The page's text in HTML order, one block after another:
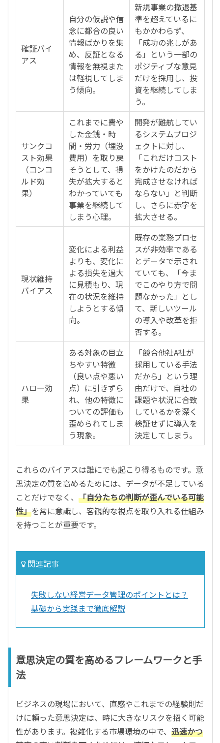
確証バイ
アス
自分の仮説や信
念に都合の良い
情報ばかりを集
め、反証となる
情報を無視また
は軽視してしま
う傾向。
新規事業の撤退基
準を超えているに
もかかわらず、
「成功の兆しがあ
る」という一部の
ポジティブな意見
だけを採用し、投
資を継続してしま
う。
サンクコ
スト効果
（コンコ
ルド効
果）
これまでに費や
した金銭・時
間・労力（埋没
費用）を取り戻
そうとして、損
失が拡大すると
わかっていても
事業を継続して
しまう心理。
開発が難航してい
るシステムプロジ
ェクトに対し、
「これだけコスト
をかけたのだから
完成させなければ
ならない」と判断
し、さらに赤字を
拡大させる。
現状維持
バイアス
変化による利益
よりも、変化に
よる損失を過大
に見積もり、現
在の状況を維持
しようとする傾
向。
既存の業務プロセ
スが非効率である
とデータで示され
ていても、「今ま
でこのやり方で問
題なかった」とし
て、新しいツール
の導入や改革を拒
否する。
ハロー効
果
ある対象の目立
ちやすい特徴
（良い点や悪い
点）に引きずら
れ、他の特徴に
ついての評価も
歪められてしま
う現象。
「競合他社A社が
採用している手法
だから」という理
由だけで、自社の
課題や状況に合致
しているかを深く
検証せずに導入を
決定してしまう。
これらのバイアスは誰にでも起こり得るものです。意
思決定の質を高めるためには、データが不足している
ことだけでなく、 「自分たちの判断が歪んでいる可能
性」を常に意識し、客観的な視点を取り入れる仕組み
を持つことが重要です。
関連記事
失敗しない経営データ管理のポイントとは？
基礎から実践まで徹底解説
意思決定の質を高めるフレームワークと手
法
ビジネスの現場において、直感やこれまでの経験則だ
けに頼った意思決定は、時に大きなリスクを招く可能
性があります。複雑化する市場環境の中で、 迅速かつ